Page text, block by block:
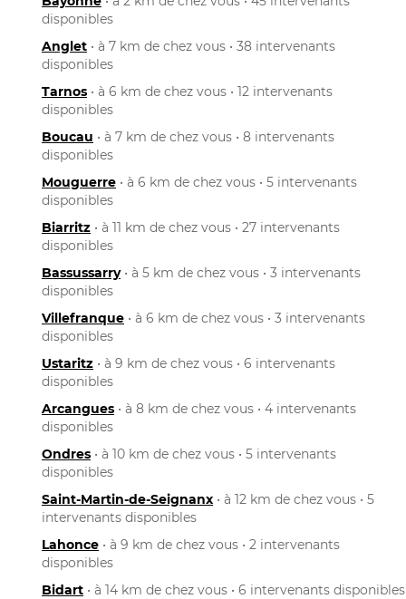
disponibles
Anglet • à 7 km de chez vous • 38 intervenants
disponibles
Tarnos • à 6 km de chez vous • 12 intervenants
disponibles
Boucau • à 7 km de chez vous • 8 intervenants
disponibles
Mouguerre • à 6 km de chez vous • 5 intervenants
disponibles
Biarritz • à 11 km de chez vous • 27 intervenants
disponibles
Bassussarry• à 5 km de chez vous • 3 intervenants
disponibles
Villefranque • à 6 km de chez vous • 3 intervenants
disponibles
Ustaritz • à 9 km de chez vous • 6 intervenants
disponibles
Arcangues • à 8 km de chez vous • 4 intervenants
disponibles
Ondres • à 10 km de chez vous • 5 intervenants
disponibles
Saint-Martin-de-Seignanx • à 12 km de chez vous • 5
intervenants disponibles
Lahonce • à 9 km de chez vous • 2 intervenants
disponibles
Bidart • à 14 km de chez vous • 6 intervenants disponibles